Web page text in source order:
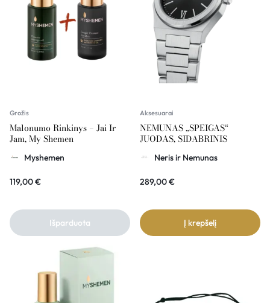
Grožis
Malonumo Rinkinys – Jai Ir
Jam, My Shemen
Myshemen
119,00€
Išparduota
Aksesuarai
NEMUNAS „SPEIGAS“
JUODAS, SIDABRINIS
Neris ir Nemunas
289,00€
Į krepšelį